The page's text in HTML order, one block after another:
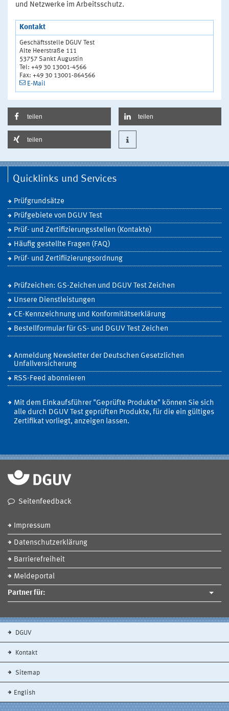
und Netzwerke im Arbeitsschutz.
Kontakt
Geschäftsstelle DGUV Test
Alte Heerstraße 111
53757 Sankt Augustin
Tel: +49 30 13001-4566
Fax: +49 30 13001-864566
E-Mail
teilen teilen
teilen
Quicklinks und Services
Prüfgrundsätze
Prüfgebiete von DGUV Test
Prüf- und Zertifizierungsstellen (Kontakte)
Häufig gestellte Fragen (FAQ)
Prüf- und Zertifiizierungsordnung
Prüfzeichen: GS-Zeichen und DGUV Test Zeichen
Unsere Dienstleistungen
CE-Kennzeichnung und Konformitätserklärung
Bestellformular für GS- und DGUV Test Zeichen
Anmeldung Newsletter der Deutschen Gesetzlichen
Unfallversicherung
RSS-Feed abonnieren
Mit dem Einkaufsführer "Geprüfte Produkte" können Sie sich
alle durch DGUV Test geprüften Produkte, für die ein gültiges
Zertifikat vorliegt, anzeigen lassen.
Seitenfeedback
Impressum
Datenschutzerklärung
Barrierefreiheit
Meldeportal
Partner für:
DGUV
Kontakt
Sitemap
English